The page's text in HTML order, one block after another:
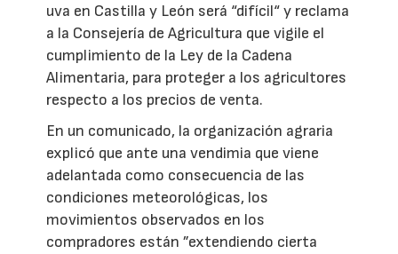
uva en Castilla y León será “difícil“ y reclama
a la Consejería de Agricultura que vigile el
cumplimiento de la Ley de la Cadena
Alimentaria, para proteger a los agricultores
respecto a los precios de venta.
En un comunicado, la organización agraria
explicó que ante una vendimia que viene
adelantada como consecuencia de las
condiciones meteorológicas, los
movimientos observados en los
compradores están ”extendiendo cierta